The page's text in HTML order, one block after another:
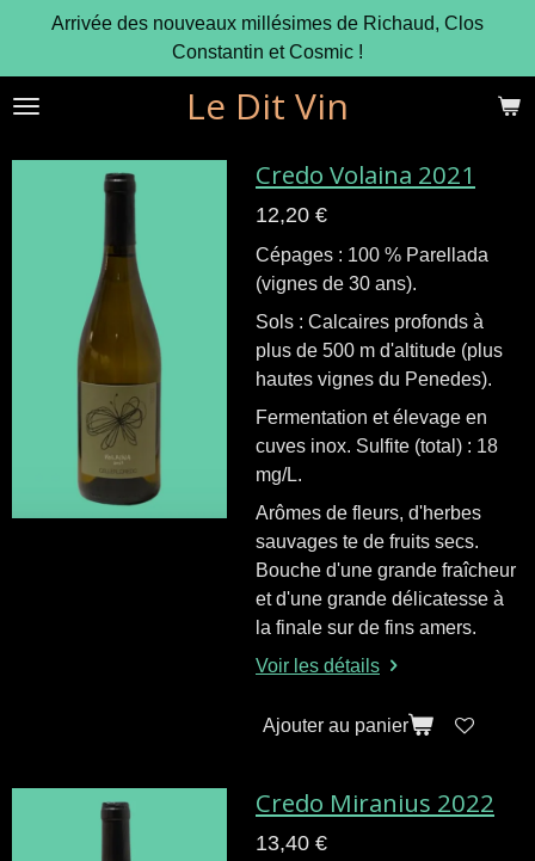
Passer
contenu
principal
Le Dit Vin
Arrivée des nouveaux millésimes de Richaud, Clos
Constantin et Cosmic !
Credo Volaina 2021
12,20 €
Cépages : 100 % Parellada
(vignes de 30 ans).
Sols : Calcaires profonds à
plus de 500 m d'altitude (plus
hautes vignes du Penedes).
Fermentation et élevage en
cuves inox. Sulfite (total) : 18
mg/L.
Arômes de fleurs, d'herbes
sauvages te de fruits secs.
Bouche d'une grande fraîcheur
et d'une grande délicatesse à
la finale sur de fins amers.
Voir les détails
Ajouter au panier
Credo Miranius 2022
13,40 €